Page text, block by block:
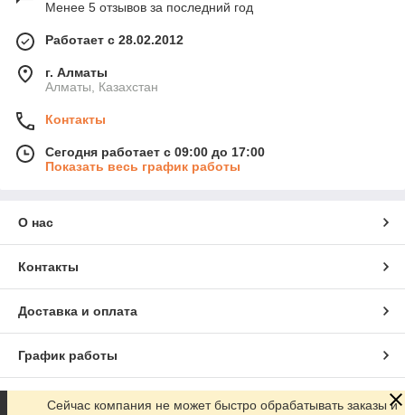
Менее 5 отзывов за последний год
Работает с 28.02.2012
г. Алматы
Алматы, Казахстан
Контакты
Сегодня работает с 09:00 до 17:00
Показать весь график работы
О нас
Контакты
Доставка и оплата
График работы
Полная версия сайта
Сейчас компания не может быстро обрабатывать заказы и